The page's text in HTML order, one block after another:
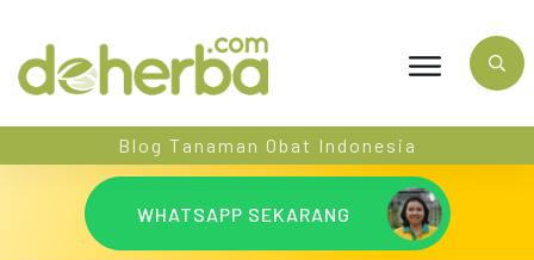
Blog Tanaman Obat Indonesia
WHATSAPP SEKARANG